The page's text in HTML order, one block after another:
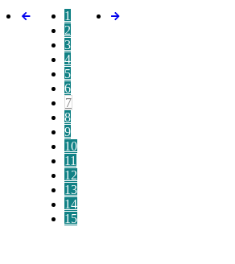
1
2
3
4
5
6
7
8
9
10
11
12
13
14
15